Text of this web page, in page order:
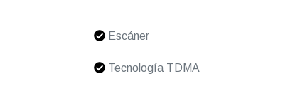
Escáner
Tecnología TDMA